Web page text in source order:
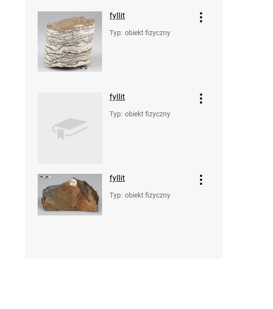
fyllit
Typ: obiekt fizyczny
fyllit
Typ: obiekt fizyczny
fyllit
Typ: obiekt fizyczny